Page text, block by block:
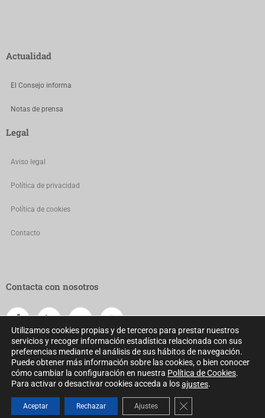
Actualidad
El Consejo informa
Notas de prensa
Legal
Aviso legal
Política de privacidad
Política de cookies
Contacto
Contacta con nosotros
Consejo General de Colegios Oficiales de Dietistas-Nutricionistas ©
2022 Todos los derechos reservados
Utilizamos cookies propias y de terceros para prestar nuestros
servicios y recoger información estadística relacionada con sus
preferencias mediante el análisis de sus hábitos de navegación.
Puede obtener más información sobre las cookies, o bien conocer
cómo cambiar la configuración en nuestra Política de Cookies.
Para activar o desactivar cookies acceda a losajustes.
Aceptar Rechazar Ajustes Cerrar el banner de